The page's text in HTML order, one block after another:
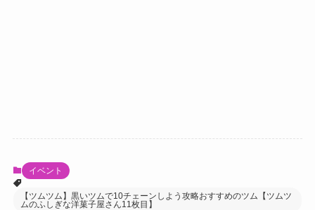
イベント
【ツムツム】黒いツムで10チェーンしよう攻略おすすめのツム【ツムツ
ムのふしぎな洋菓子屋さん11枚目】